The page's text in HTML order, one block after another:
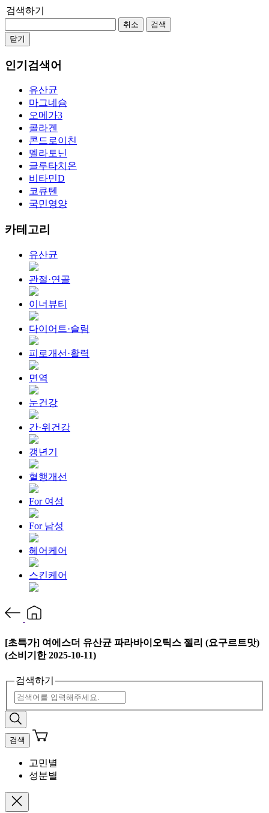
검색하기
취소
검색
닫기
인기검색어
유산균
마그네슘
오메가3
콜라겐
콘드로이친
멜라토닌
글루타치온
비타민D
코큐텐
국민영양
카테고리
유산균
관절·연골
이너뷰티
다이어트·슬림
피로개선·활력
면역
눈건강
간·위건강
갱년기
혈행개선
For 여성
For 남성
헤어케어
스킨케어
[초특가] 여에스더 유산균 파라바이오틱스 젤리 (요구르트맛)
(소비기한 2025-10-11)
검색하기
검색
고민별
성분별